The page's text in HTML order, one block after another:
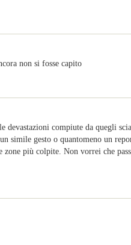
non si fosse capito
devastazioni compiute da quegli
simile gesto o quantomeno un
più colpite. Non vorrei che